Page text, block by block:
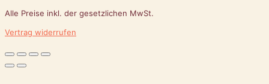
Alle Preise inkl. der gesetzlichen MwSt.
Vertrag widerrufen